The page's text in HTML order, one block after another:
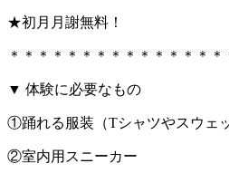
★初月月謝無料！
＊＊＊＊＊＊＊＊＊＊＊＊＊＊＊
▼ 体験に必要なもの
①踊れる服装（Tシャツやスウェ
②室内用スニーカー